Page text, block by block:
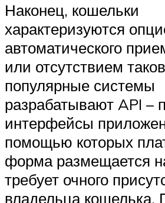
Наконец, кошельки
характеризуются
автоматического
или отсутствием
популярные системы
разрабатывают API –
интерфейсы
помощью которых
форма размещается
требует очного
владельца кошелька.